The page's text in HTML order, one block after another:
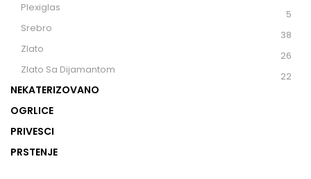
Plexiglas
(5)
Srebro
(38)
Zlato
(26)
Zlato Sa Dijamantom
(22)
NEKATERIZOVANO
OGRLICE
PRIVESCI
PRSTENJE